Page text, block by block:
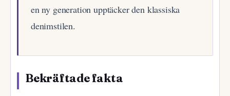
en ny generation upptäcker den klassiska
denimstilen.
Bekräftade fakta